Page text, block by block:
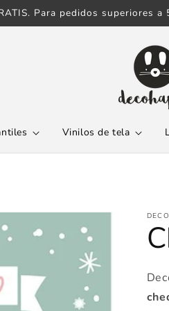
Para pedidos superiores
Vinilos de tela